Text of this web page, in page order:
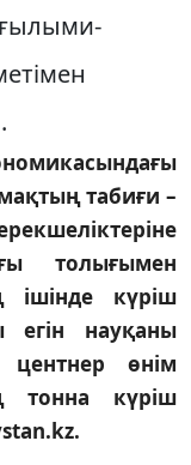
табиғи –
толығымен
ішінде күріш
егін науқаны
центнер өнім
тонна күріш